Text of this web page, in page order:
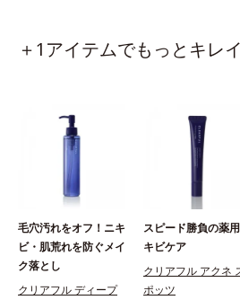
＋1アイテムでもっとキレ
毛穴汚れをオフ！ニキ
ビ・肌荒れを防ぐメイ
ク落とし
クリアフル ディープ
スピード勝負の薬
キビケア
クリアフル アクネ
ポッツ